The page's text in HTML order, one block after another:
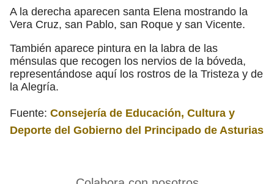
A la derecha aparecen santa Elena mostrando la
Vera Cruz, san Pablo, san Roque y san Vicente.
También aparece pintura en la labra de las
ménsulas que recogen los nervios de la bóveda,
representándose aquí los rostros de la Tristeza y de
la Alegría.
Fuente: Consejería de Educación, Cultura y
Deporte del Gobierno del Principado de Asturias